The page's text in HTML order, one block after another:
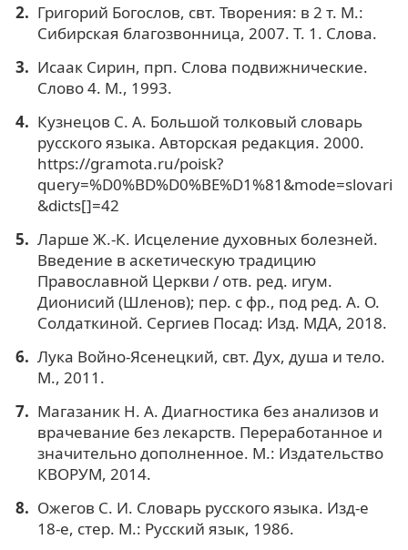
Григорий Богослов, свт. Творения: в 2 т. М.:
Сибирская благозвонница, 2007. Т. 1. Слова.
Исаак Сирин, прп. Слова подвижнические.
Слово 4. М., 1993.
Кузнецов С. А. Большой толковый словарь
русского языка. Авторская редакция. 2000.
https://gramota.ru/poisk?
query=%D0%BD%D0%BE%D1%81&mode=slovari
&dicts[]=42
Ларше Ж.-К. Исцеление духовных болезней.
Введение в аскетическую традицию
Православной Церкви / отв. ред. игум.
Дионисий (Шленов); пер. с фр., под ред. А. О.
Солдаткиной. Сергиев Посад: Изд. МДА, 2018.
Лука Войно-Ясенецкий, свт. Дух, душа и тело.
М., 2011.
Магазаник Н. А. Диагностика без анализов и
врачевание без лекарств. Переработанное и
значительно дополненное. М.: Издательство
КВОРУМ, 2014.
Ожегов С. И. Словарь русского языка. Изд-е
18-е, стер. М.: Русский язык, 1986.